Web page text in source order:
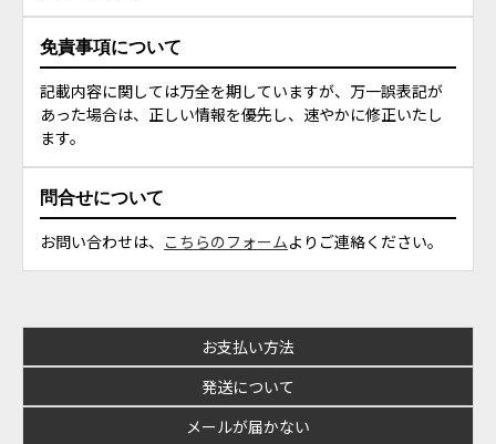
免責事項について
記載内容に関しては万全を期していますが、万一誤表記が
あった場合は、正しい情報を優先し、速やかに修正いたし
ます。
問合せについて
お問い合わせは、 こちらのフォームよりご連絡ください。
お支払い方法
発送について
メールが届かない